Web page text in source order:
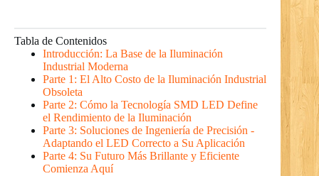
Tabla de Contenidos
Introducción: La Base de la Iluminación
Industrial Moderna
Parte 1: El Alto Costo de la Iluminación Industrial
Obsoleta
Parte 2: Cómo la Tecnología SMD LED Define
el Rendimiento de la Iluminación
Parte 3: Soluciones de Ingeniería de Precisión -
Adaptando el LED Correcto a Su Aplicación
Parte 4: Su Futuro Más Brillante y Eficiente
Comienza Aquí